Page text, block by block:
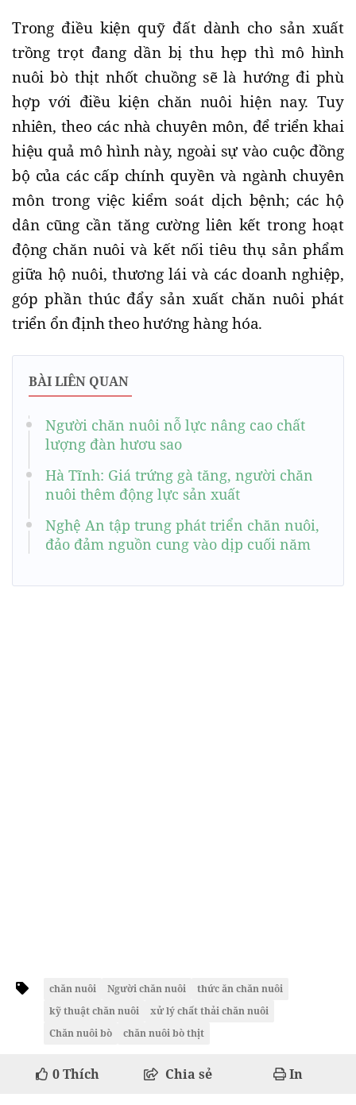
Trong điều kiện quỹ đất dành cho sản xuất
trồng trọt đang dần bị thu hẹp thì mô hình
nuôi bò thịt nhốt chuồng sẽ là hướng đi phù
hợp với điều kiện chăn nuôi hiện nay. Tuy
nhiên, theo các nhà chuyên môn, để triển khai
hiệu quả mô hình này, ngoài sự vào cuộc đồng
bộ của các cấp chính quyền và ngành chuyên
môn trong việc kiểm soát dịch bệnh; các hộ
dân cũng cần tăng cường liên kết trong hoạt
động chăn nuôi và kết nối tiêu thụ sản phẩm
giữa hộ nuôi, thương lái và các doanh nghiệp,
góp phần thúc đẩy sản xuất chăn nuôi phát
triển ổn định theo hướng hàng hóa.
BÀI LIÊN QUAN
Người chăn nuôi nỗ lực nâng cao chất
lượng đàn hươu sao
Hà Tĩnh: Giá trứng gà tăng, người chăn
nuôi thêm động lực sản xuất
Nghệ An tập trung phát triển chăn nuôi,
đảo đảm nguồn cung vào dịp cuối năm
chăn nuôi Người chăn nuôi
thức ăn chăn nuôi
kỹ thuật chăn nuôi
xử lý chất thải chăn nuôi
Chăn nuôi bò
chăn nuôi bò thịt
0Thích Chia sẻ In